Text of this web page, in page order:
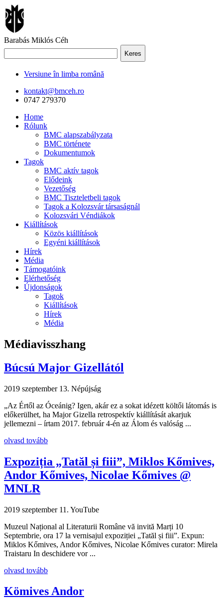
Barabás Miklós Céh
Keres
Versiune în limba română
kontakt@bmceh.ro
0747 279370
Home
Rólunk
BMC alapszabályzata
BMC története
Dokumentumok
Tagok
BMC aktív tagok
Elődeink
Vezetőség
BMC Tiszteletbeli tagok
Tagok a Kolozsvár társaságnál
Kolozsvári Véndiákok
Kiállítások
Közös kiállítások
Egyéni kiállítások
Hírek
Média
Támogatóink
Elérhetőség
Újdonságok
Tagok
Kiállítások
Hírek
Média
Médiavisszhang
Búcsú Major Gizellától
2019 szeptember 13. Népújság
„Az Értől az Óceánig? Igen, akár ez a sokat idézett költői látomás is
előkerülhet, ha Major Gizella retrospektív kiállítását akarjuk
jellemezni – írtam 2017. február 4-én az Álom és valóság ...
olvasd tovább
Expoziția „Tatăl și fiii”, Miklos Kőmives,
Andor Kőmives, Nicolae Kőmives @
MNLR
2019 szeptember 11. YouTube
Muzeul Național al Literaturii Române vă invită Marți 10
Septembrie, ora 17 la vernisajul expoziției „Tatăl și fiii”. Expun:
Miklos Kőmives, Andor Kőmives, Nicolae Kőmives curator: Mirela
Traistaru In deschidere vor ...
olvasd tovább
Kömives Andor